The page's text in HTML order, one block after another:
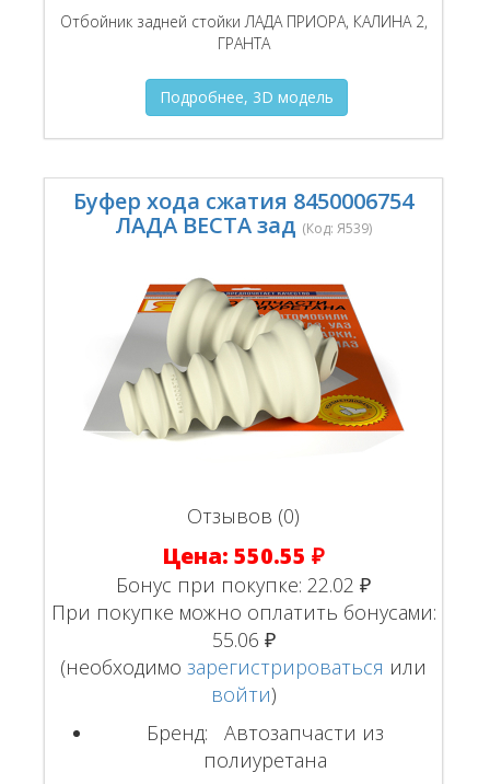
Отбойник задней стойки ЛАДА ПРИОРА, КАЛИНА 2,
ГРАНТА
Подробнее, 3D модель
Буфер хода сжатия 8450006754
ЛАДА ВЕСТА зад (Код:Я539)
Отзывов (0)
Цена:550.55 ₽
Бонус при покупке:22.02 ₽
При покупке можно оплатить бонусами:
55.06 ₽
(необходимозарегистрироваться или
войти)
Бренд:
Автозапчасти из
полиуретана